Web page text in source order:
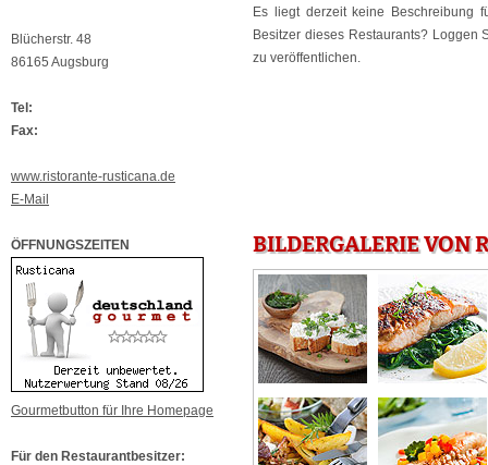
Blücherstr. 48
86165 Augsburg
Tel:
Fax:
www.ristorante-rusticana.de
E-Mail
ÖFFNUNGSZEITEN
Gourmetbutton für Ihre Homepage
Für den Restaurantbesitzer:
Es liegt derzeit keine Beschreibung
Besitzer dieses Restaurants? Loggen
zu veröffentlichen.
BILDERGALERIE VON